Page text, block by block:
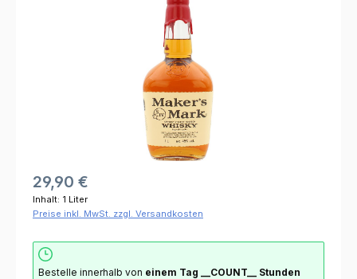
29,90 €
Inhalt: 1 Liter
Preise inkl. MwSt. zzgl. Versandkosten
Bestelle innerhalb von einem Tag
__COUNT__ Stunden